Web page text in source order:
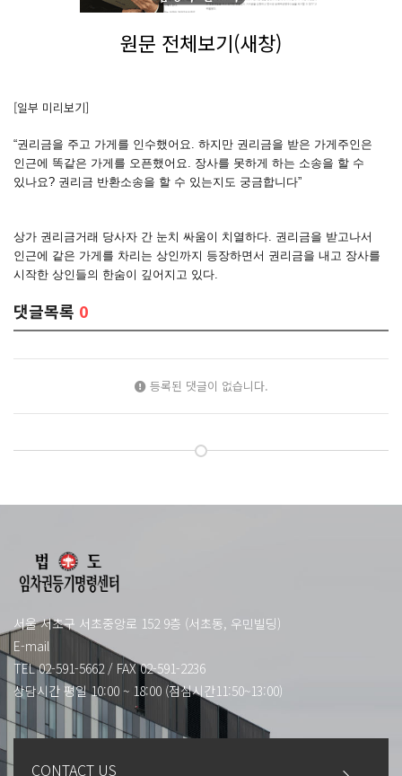
원문 전체보기(새창)
[일부 미리보기]
“권리금을 주고 가게를 인수했어요. 하지만 권리금을 받은 가게주인은
인근에 똑같은 가게를 오픈했어요. 장사를 못하게 하는 소송을 할 수
있나요? 권리금 반환소송을 할 수 있는지도 궁금합니다”
상가 권리금거래 당사자 간 눈치 싸움이 치열하다. 권리금을 받고나서
인근에 같은 가게를 차리는 상인까지 등장하면서 권리금을 내고 장사를
시작한 상인들의 한숨이 깊어지고 있다.
댓글목록 0
등록된 댓글이 없습니다.
서울 서초구 서초중앙로 152 9층 (서초동, 우민빌딩)
E-mail
TEL 02-591-5662 / FAX 02-591-2236
상담시간 평일 10:00 ~ 18:00 (점심시간11:50~13:00)
CONTACT US